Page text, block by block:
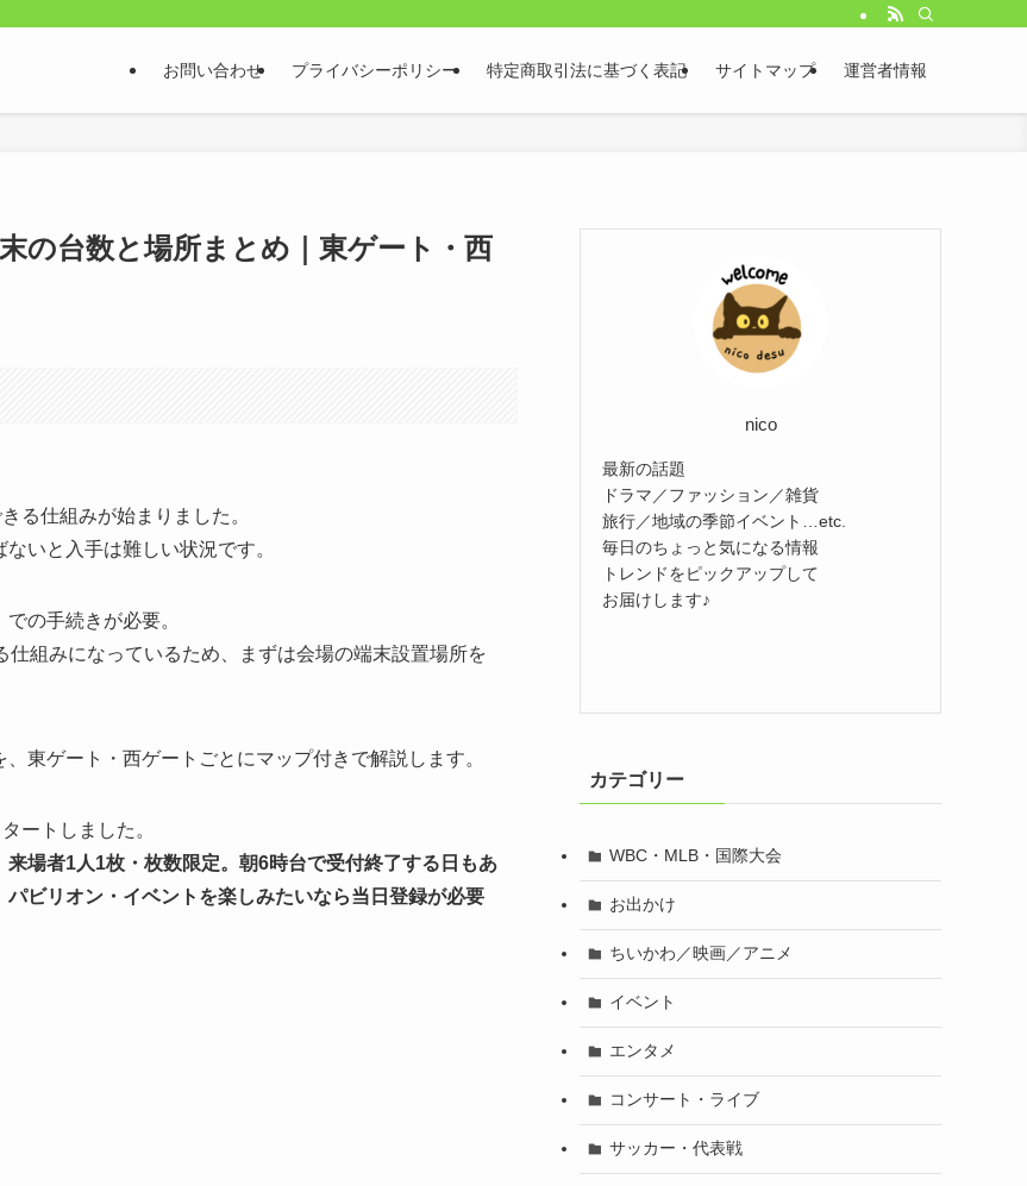
お問い合わせ プライバシーポリシー 特定商取引法に基づく表記 サイトマップ 運営者情報
の台数と場所まとめ｜東ゲート・西
る仕組みが始まりました。
いと入手は難しい状況です。
の手続きが必要。
組みになっているため、まずは会場の端末設置場所を
東ゲート・西ゲートごとにマップ付きで解説します。
ートしました。
来場者1人1枚・枚数限定。朝6時台で受付終了する日もあ
パビリオン・イベントを楽しみたいなら当日登録が必要
nico
最新の話題
ドラマ／ファッション／雑貨
旅行／地域の季節イベント…etc.
毎日のちょっと気になる情報
トレンドをピックアップして
お届けします♪
カテゴリー
WBC・MLB・国際大会
お出かけ
ちいかわ／映画／アニメ
イベント
エンタメ
コンサート・ライブ
サッカー・代表戦